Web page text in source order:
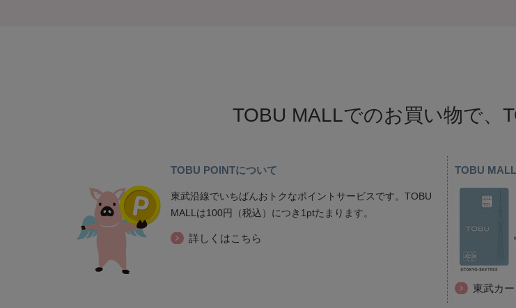
TOBU MALLでのお買い物で、
TOBU POINTについて
東武沿線でいちばんおトクなポイントサービスです。TOBU
MALLは100円（税込）につき1ptたまります。
詳しくはこちら
TOBU
東武カ